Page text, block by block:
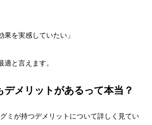
果を実感していたい」
と言えます。
メリットがあるって本当？
ミが持つデメリットについて詳しく見てい